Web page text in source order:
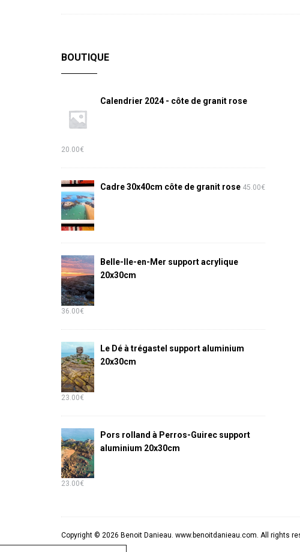
BOUTIQUE
Calendrier 2024 - côte de granit rose
20.00€
Cadre 30x40cm côte de granit rose 45.00€
Belle-Ile-en-Mer support acrylique
20x30cm
36.00€
Le Dé à trégastel support aluminium
20x30cm
23.00€
Pors rolland à Perros-Guirec support
aluminium 20x30cm
23.00€
Copyright © 2026 Benoit Danieau. www.benoitdanieau.com. All rights